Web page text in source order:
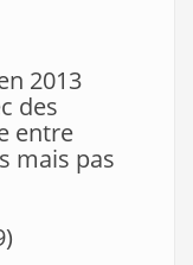
2013
des
entre
mais pas